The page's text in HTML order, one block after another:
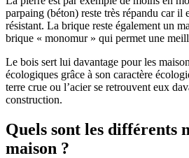
parpaing (béton) reste très répandu car il
résistant. La brique reste également un
brique « monomur » qui permet une
Le bois sert lui davantage pour les
écologiques grâce à son caractère
terre crue ou l’acier se retrouvent eux
construction.
Quels sont les différents
maison ?